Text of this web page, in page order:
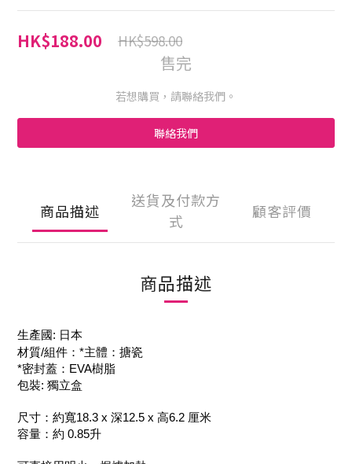
HK$188.00 HK$598.00
售完
若想購買，請聯絡我們。
聯絡我們
商品描述
送貨及付款方
式
顧客評價
商品描述
生產國: 日本
材質/組件：*主體：搪瓷
*密封蓋：EVA樹脂
包裝: 獨立盒
尺寸：約寬18.3 x 深12.5 x 高6.2 厘米
容量：約 0.85升